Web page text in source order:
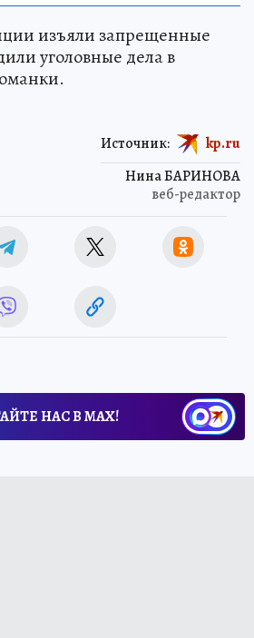
изъяли запрещенные
уголовные дела в
Нина БАРИНОВА
веб-редактор
Источник: kp.ru
НАС В МАХ!